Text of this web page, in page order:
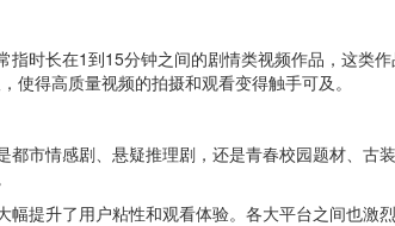
时长在1到15分钟之间的剧情类视频作品，这类
得高质量视频的拍摄和观看变得触手可及。
市情感剧、悬疑推理剧，还是青春校园题材、
提升了用户粘性和观看体验。各大平台之间也激